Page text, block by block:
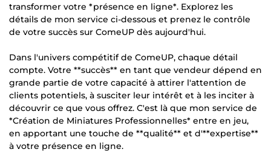
transformer votre *présence en ligne*. Explorez les
détails de mon service ci-dessous et prenez le contrôle
de votre succès sur ComeUP dès aujourd'hui.
Dans l'univers compétitif de ComeUP, chaque détail
compte. Votre **succès** en tant que vendeur dépend en
grande partie de votre capacité à attirer l'attention de
clients potentiels, à susciter leur intérêt et à les inciter à
découvrir ce que vous offrez. C'est là que mon service de
*Création de Miniatures Professionnelles* entre en jeu,
en apportant une touche de **qualité** et d'**expertise**
à votre présence en ligne.